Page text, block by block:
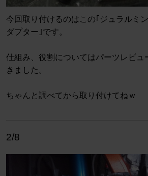
今回取り付けるのはこの｢ジュラルミ
ダプター｣です。
仕組み、役割についてはパーツレビュ
きました。
ちゃんと調べてから取り付けてねｗ
2/8